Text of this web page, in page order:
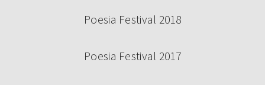
Poesia Festival 2018
Poesia Festival 2017